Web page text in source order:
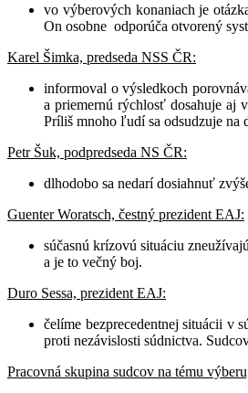
vo výberových konaniach je
On osobne odporúča otvorený
Karel Šimka, predseda NSS ČR:
informoval o výsledkoch
a priemernú rýchlosť dosahuje aj
Príliš mnoho ľudí sa odsudzuje na
Petr Šuk, podpredseda NS ČR:
dlhodobo sa nedarí dosiahnuť
Guenter Woratsch, čestný prezident EAJ:
súčasnú krízovú situáciu
a je to večný boj.
Duro Sessa, prezident EAJ:
čelíme bezprecedentnej situácii v
proti nezávislosti súdnictva.
Pracovná skupina sudcov na tému